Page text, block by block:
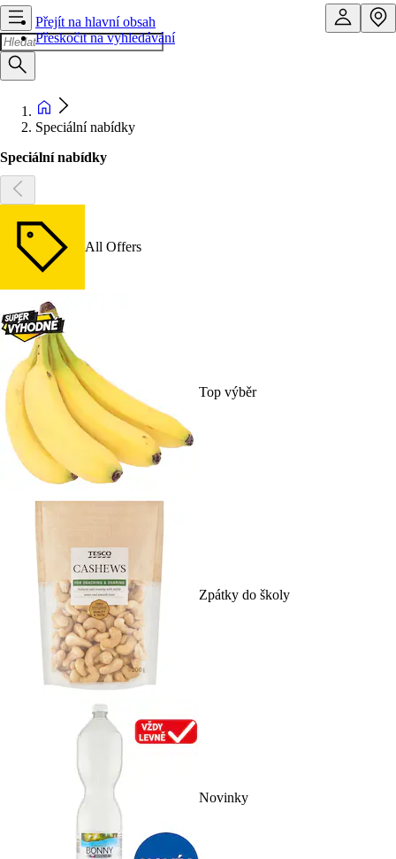
Přejít na hlavní obsah
Přeskočit na vyhledávání
Speciální nabídky
Speciální nabídky
All Offers
Top výběr
Zpátky do školy
Novinky